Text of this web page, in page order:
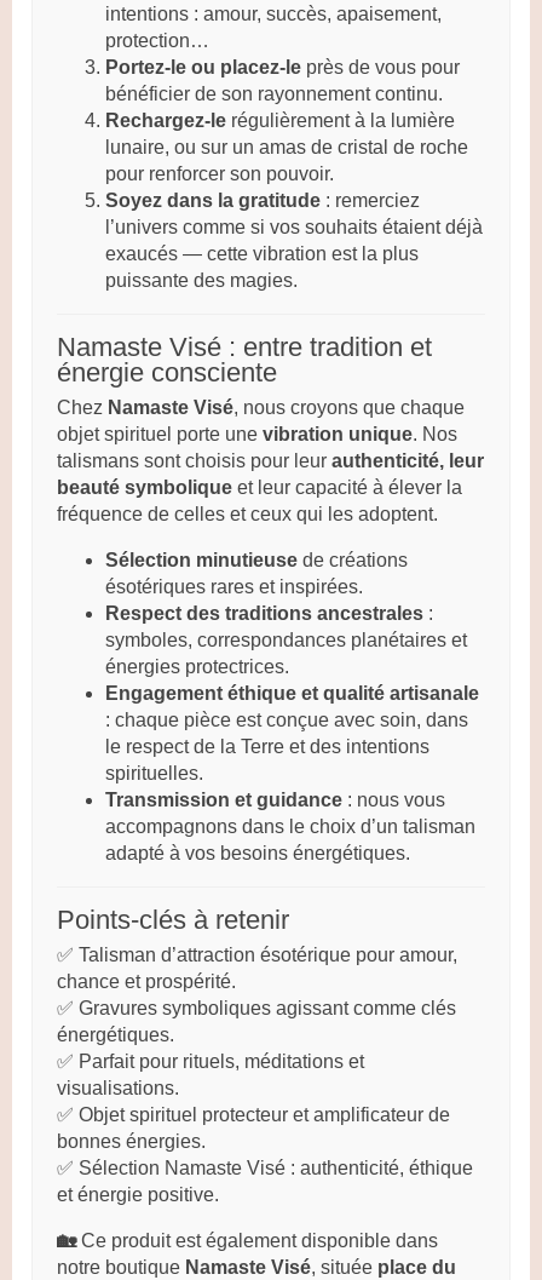
intentions : amour, succès, apaisement,
protection…
Portez-le ou placez-le près de vous pour
bénéficier de son rayonnement continu.
Rechargez-le régulièrement à la lumière
lunaire, ou sur un amas de cristal de roche
pour renforcer son pouvoir.
Soyez dans la gratitude : remerciez
l’univers comme si vos souhaits étaient déjà
exaucés — cette vibration est la plus
puissante des magies.
Namaste Visé : entre tradition et
énergie consciente
Chez Namaste Visé, nous croyons que chaque
objet spirituel porte une vibration unique. Nos
talismans sont choisis pour leur authenticité, leur
beauté symbolique et leur capacité à élever la
fréquence de celles et ceux qui les adoptent.
Sélection minutieuse de créations
ésotériques rares et inspirées.
Respect des traditions ancestrales :
symboles, correspondances planétaires et
énergies protectrices.
Engagement éthique et qualité artisanale
: chaque pièce est conçue avec soin, dans
le respect de la Terre et des intentions
spirituelles.
Transmission et guidance : nous vous
accompagnons dans le choix d’un talisman
adapté à vos besoins énergétiques.
Points-clés à retenir
✅ Talisman d’attraction ésotérique pour amour,
chance et prospérité.
✅ Gravures symboliques agissant comme clés
énergétiques.
✅ Parfait pour rituels, méditations et
visualisations.
✅ Objet spirituel protecteur et amplificateur de
bonnes énergies.
✅ Sélection Namaste Visé : authenticité, éthique
et énergie positive.
🏡Ce produit est également disponible dans
notre boutique Namaste Visé, située place du